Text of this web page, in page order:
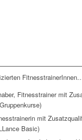
Fitnesstrainer mit
mit
Basic)